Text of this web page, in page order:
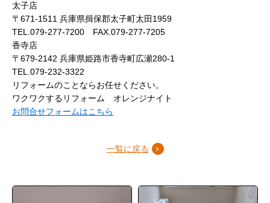
太子店
〒671-1511 兵庫県揖保郡太子町太田1959
TEL.079-277-7200 FAX.079-277-7205
香寺店
〒679-2142 兵庫県姫路市香寺町広瀬280-1
TEL.079-232-3322
リフォームのことならお任せください。
ワクワクするリフォーム オレンジナイト
お問合せフォームはこちら
一覧に戻る